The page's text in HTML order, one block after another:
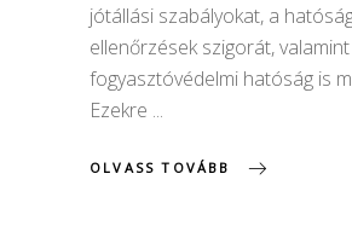
jótállási szabályokat, a
ellenőrzések szigorát,
fogyasztóvédelmi hatóság is
Ezekre
OLVASS TOVÁBB